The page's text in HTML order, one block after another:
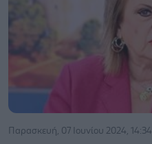
Παρασκευή, 07 Ιουνίου 2024, 14:34